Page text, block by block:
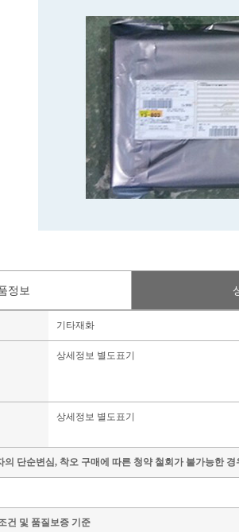
정보
기타재화
상세정보 별도표기
상세정보 별도표기
의 단순변심, 착오 구매에 따른 청약 철회가 불가능한
건 및 품질보증 기준